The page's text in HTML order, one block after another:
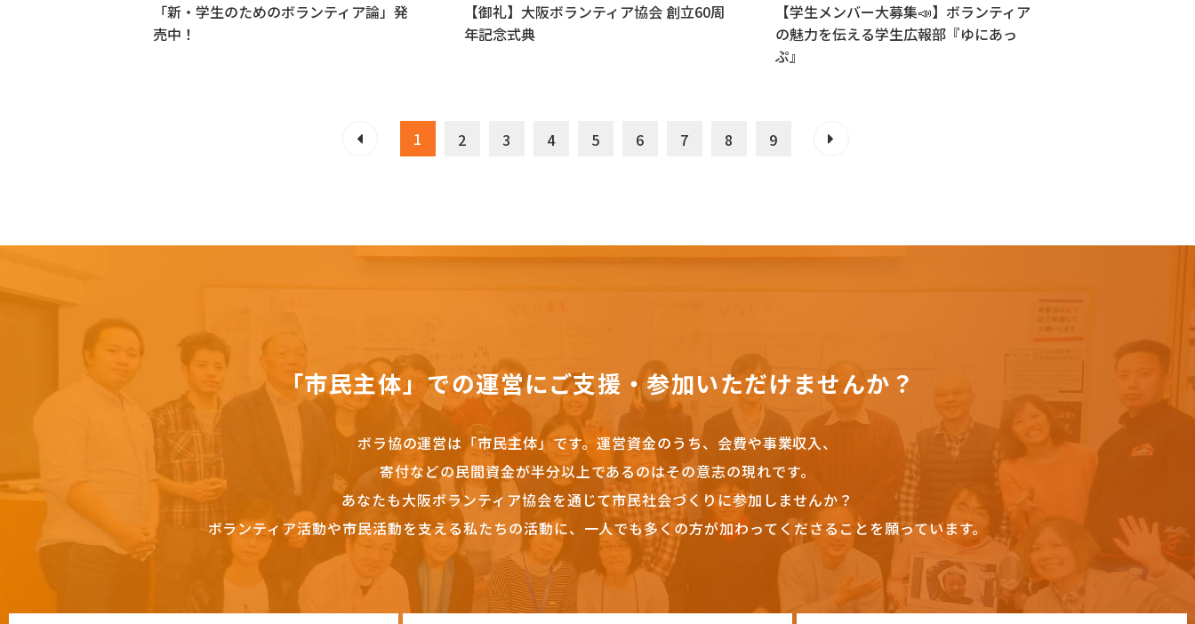
「新・学生のためのボランティア論」発
売中！
【御礼】大阪ボランティア協会 創立60周
年記念式典
【学生メンバー大募集📣】ボランティア
の魅力を伝える学生広報部『ゆにあっ
ぷ』
1 2 3 4 5 6 7 8 9
「市民主体」での運営にご支援・参加いただけませんか？
ボラ協の運営は「市民主体」です。 運営資金のうち、会費や事業収入、
寄付などの民間資金が半分以上であるのはその意志の現れです。
あなたも大阪ボランティア協会を通じて市民社会づくりに参加しませんか？
ボランティア活動や市民活動を支える私たちの活動に、一人でも多くの方が加わってくださることを願っています。